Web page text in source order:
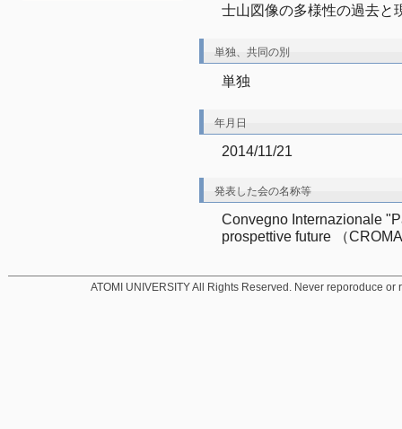
士山図像の多様性の過去と
単独、共同の別
単独
年月日
2014/11/21
発表した会の名称等
Convegno Internazionale
prospettive future （